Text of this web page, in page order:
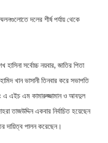
দলের শীর্ষ পর্যায় থেকে
সর্বোচ্চ নয়বার, জাতির পিতা
খান ভাসানী তিনবার করে সভাপতি
এ এইচ এম কামারুজ্জামান ও আবদুল
তাজউদ্দিন একবার নির্বাচিত হয়েছেন
দায়িত্ব পালন করেছেন।